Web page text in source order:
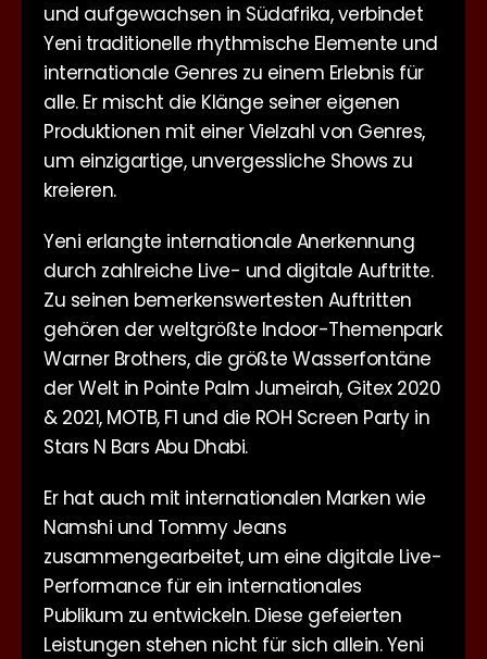
und aufgewachsen in Südafrika, verbindet
Yeni traditionelle rhythmische Elemente und
internationale Genres zu einem Erlebnis für
alle. Er mischt die Klänge seiner eigenen
Produktionen mit einer Vielzahl von Genres,
um einzigartige, unvergessliche Shows zu
kreieren.
Yeni erlangte internationale Anerkennung
durch zahlreiche Live- und digitale Auftritte.
Zu seinen bemerkenswertesten Auftritten
gehören der weltgrößte Indoor-Themenpark
Warner Brothers, die größte Wasserfontäne
der Welt in Pointe Palm Jumeirah, Gitex 2020
& 2021, MOTB, F1 und die ROH Screen Party in
Stars N Bars Abu Dhabi.
Er hat auch mit internationalen Marken wie
Namshi und Tommy Jeans
zusammengearbeitet, um eine digitale Live-
Performance für ein internationales
Publikum zu entwickeln. Diese gefeierten
Leistungen stehen nicht für sich allein. Yeni